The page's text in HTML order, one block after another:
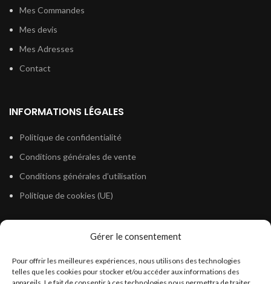
Gérer le consentement
Pour offrir les meilleures expériences, nous utilisons des technologies
telles que les cookies pour stocker et/ou accéder aux informations des
Mes Commandes
Mes devis
Mes Adresses
Contact
INFORMATIONS LÉGALES
Politique de confidentialité
Conditions générales de vente
Conditions générales d’utilisation
Politique de cookies (UE)
Législation Gasoil Fioul GNR